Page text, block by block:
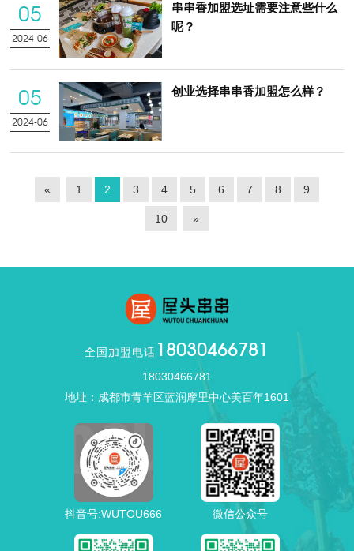
05
2024-06
串串香加盟选址需要注意些什么
呢？
05
2024-06
创业选择串串香加盟怎么样？
« 1 2 3 4 5 6 7 8 9
10 »
全国加盟电话 18030466781
18030466781
地址：成都市青羊区蓝润摩里中心美百年1601
抖音号:WUTOU666 微信公众号